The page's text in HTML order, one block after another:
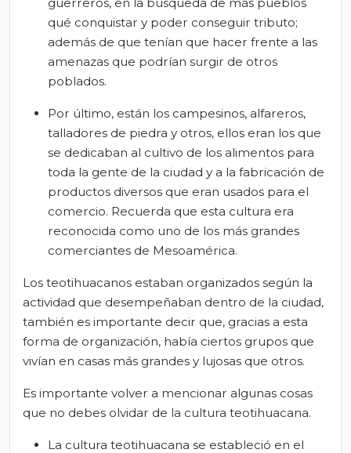
qué conquistar y poder conseguir tributo;
además de que tenían que hacer frente a las
amenazas que podrían surgir de otros
poblados.
Por último, están los campesinos, alfareros,
talladores de piedra y otros, ellos eran los que
se dedicaban al cultivo de los alimentos para
toda la gente de la ciudad y a la fabricación de
productos diversos que eran usados para el
comercio. Recuerda que esta cultura era
reconocida como uno de los más grandes
comerciantes de Mesoamérica.
Los teotihuacanos estaban organizados según la
actividad que desempeñaban dentro de la ciudad,
también es importante decir que, gracias a esta
forma de organización, había ciertos grupos que
vivían en casas más grandes y lujosas que otros.
Es importante volver a mencionar algunas cosas
que no debes olvidar de la cultura teotihuacana.
La cultura teotihuacana se estableció en el